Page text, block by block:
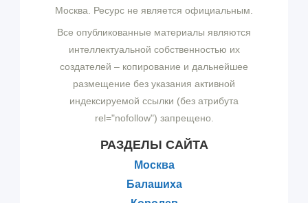
Москва. Ресурс не является официальным.
Все опубликованные материалы являются
интеллектуальной собственностью их
создателей – копирование и дальнейшее
размещение без указания активной
индексируемой ссылки (без атрибута
rel="nofollow") запрещено.
РАЗДЕЛЫ САЙТА
Москва
Балашиха